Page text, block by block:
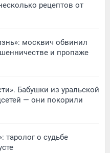
рецептов от
москвич обвинил
и пропаже
Бабушки из уральской
— они покорили
таролог о судьбе